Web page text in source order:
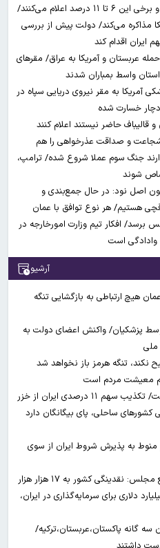
ایران در دریای خزر بین ۵ تا ۷ درصد و برخی این ۶ تا ۱۱ درصد اعلام می‌کنند/
مذاکره می‌کند/ دولت پیش از بررسی
اقدام کند
در حمله عربستان و آمریکا به عراق/ مقرهای
واسط بمباران شدند
آمریکا به مقر نیروی دریایی سپاه در
دچار خسارت شده
حاضر نیستند اعلام کنند
شجاعت و صداقت عذرخواهی را هم
جنگ سوم عملا شروع شده/ ترامپ،
شوند
اصل نود: در حال جمع‌بندی و
هستیم/ هر نوع توافق با عمان
برسد/ افکار تیم وزارت امورخارجه در
وادادگی است
آرشیو
هیچ ارتباطی به بازگشایی تنگه
پزشکیان/ واکنش اعضای دولت به
ملی
نکند، تنگه هرمز باز نخواهد شد
معیشت مردم است
درصدی ایران از خزر
کشورهای ساحلی، پای بیگانگان دارد
منوط به پذیرش شروط ایران از سوی
پور دهقان، عضو کمیسیون صنایع مجلس: نقدینگی کشور به ۱۷ هزار هزار
تومان رسیده/ صندوق ۳۰۰ میلیارد دلاری برای سرمایه‌گذاری در ایران،
گانه پاکستان،عربستان،ترکیه/